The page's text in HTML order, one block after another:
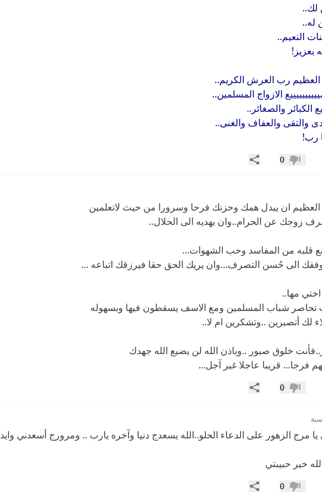
لك..
له..
النعيم..
بعزيز!
العظيم رب العرش الكريم..
الازواج المسلمين..
الكبائر والصغائر..
والتقى والعفاف والغنى..
رب!
عدم إعجاب
0 مشاركة
العظيم ان ييدل همك وحزنك فرحا وسرورا من حيث لاتعلمين
زوجك عن الحرام..وان يهديه الى الحلال..
قلبه من المفاسد وحب الشهوات...
الى حُسن التصرف...وان يريك الحق حقا فيرزقك اتباعه ...
اختي مها..
شباب المسلمين ومع الاسف يسقطون فيها وبسهوله
لك أتصبرين ..وتشكرين ام لا..
خلوق صبور ..وباذن الله لن يضيع الله جهدك
فرجا... قريبا عاجلا غير آجل...
عدم إعجاب
0 مشاركة
مرج الزهور على الدعاء الحلو..الله يسعدج دنيا وآخره يارب .. ومرورج أسعدني وايد
خير حبيبتي
عدم إعجاب
0 مشاركة